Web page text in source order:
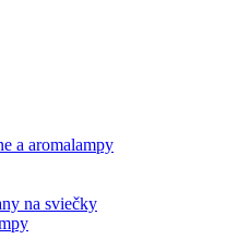
a aromalampy
na sviečky